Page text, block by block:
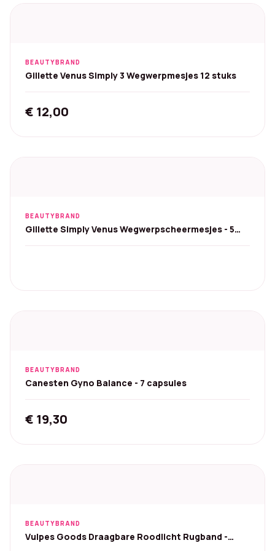
BEAUTYBRAND
Gillette Venus Simply 3 Wegwerpmesjes 12 stuks
€ 12,00
BEAUTYBRAND
Gillette Simply Venus Wegwerpscheermesjes - 5
BEAUTYBRAND
Canesten Gyno Balance - 7 capsules
€ 19,30
BEAUTYBRAND
Vulpes Goods Draagbare Roodlicht Rugband -